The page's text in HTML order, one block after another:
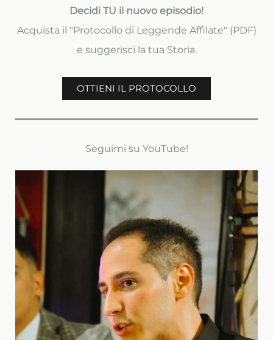
Decidi TU il nuovo episodio!
Acquista il "Protocollo di Leggende Affilate" (PDF)
e suggerisci la tua Storia.
OTTIENI IL PROTOCOLLO
Seguimi su YouTube!